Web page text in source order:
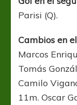
Parisi (Q).
Cambios en
Marcos
Tomás
Camilo
11m. Oscar